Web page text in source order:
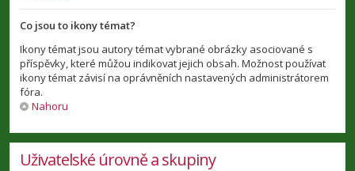
Co jsou to ikony témat?
Ikony témat jsou autory témat vybrané obrázky asociované s
příspěvky, které můžou indikovat jejich obsah. Možnost používat
ikony témat závisí na oprávněních nastavených administrátorem
fóra.
Nahoru
Uživatelské úrovně a skupiny